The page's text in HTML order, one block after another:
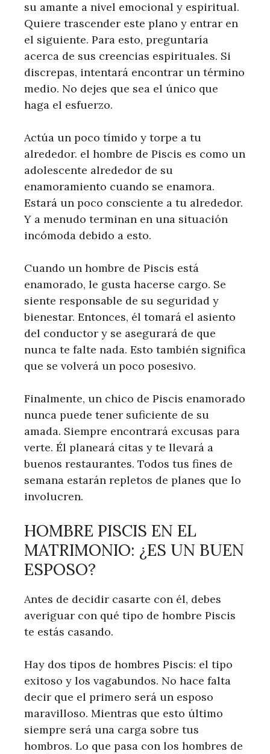
su amante a nivel emocional y espiritual.
Quiere trascender este plano y entrar en
el siguiente. Para esto, preguntaría
acerca de sus creencias espirituales. Si
discrepas, intentará encontrar un término
medio. No dejes que sea el único que
haga el esfuerzo.
Actúa un poco tímido y torpe a tu
alrededor. el hombre de Piscis es como un
adolescente alrededor de su
enamoramiento cuando se enamora.
Estará un poco consciente a tu alrededor.
Y a menudo terminan en una situación
incómoda debido a esto.
Cuando un hombre de Piscis está
enamorado, le gusta hacerse cargo. Se
siente responsable de su seguridad y
bienestar. Entonces, él tomará el asiento
del conductor y se asegurará de que
nunca te falte nada. Esto también significa
que se volverá un poco posesivo.
Finalmente, un chico de Piscis enamorado
nunca puede tener suficiente de su
amada. Siempre encontrará excusas para
verte. Él planeará citas y te llevará a
buenos restaurantes. Todos tus fines de
semana estarán repletos de planes que lo
involucren.
HOMBRE PISCIS EN EL
MATRIMONIO: ¿ES UN BUEN
ESPOSO?
Antes de decidir casarte con él, debes
averiguar con qué tipo de hombre Piscis
te estás casando.
Hay dos tipos de hombres Piscis: el tipo
exitoso y los vagabundos. No hace falta
decir que el primero será un esposo
maravilloso. Mientras que esto último
siempre será una carga sobre tus
hombros. Lo que pasa con los hombres de